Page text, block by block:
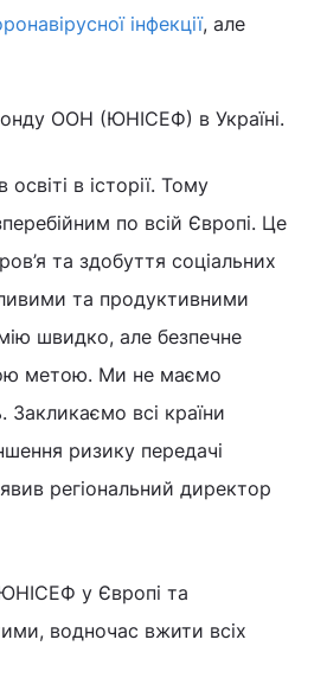
інфекції, але
ООН (ЮНІСЕФ) в Україні.
в історії. Тому
по всій Європі. Це
та здобуття соціальних
та продуктивними
швидко, але безпечне
метою. Ми не маємо
Закликаємо всі країни
ризику передачі
регіональний директор
у Європі та
водночас вжити всіх